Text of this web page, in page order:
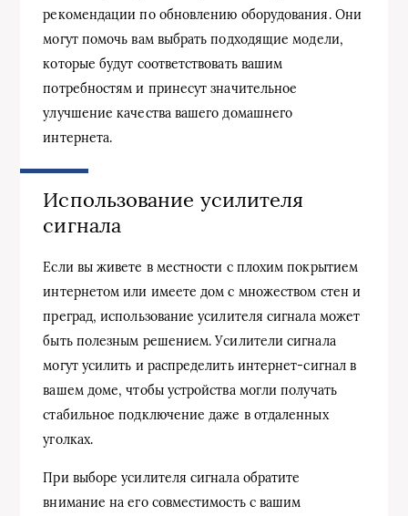
рекомендации по обновлению оборудования. Они
могут помочь вам выбрать подходящие модели,
которые будут соответствовать вашим
потребностям и принесут значительное
улучшение качества вашего домашнего
интернета.
Использование усилителя
сигнала
Если вы живете в местности с плохим покрытием
интернетом или имеете дом с множеством стен и
преград, использование усилителя сигнала может
быть полезным решением. Усилители сигнала
могут усилить и распределить интернет-сигнал в
вашем доме, чтобы устройства могли получать
стабильное подключение даже в отдаленных
уголках.
При выборе усилителя сигнала обратите
внимание на его совместимость с вашим